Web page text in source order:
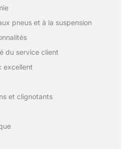
pneus et à la suspension
du service client
excellent
et clignotants